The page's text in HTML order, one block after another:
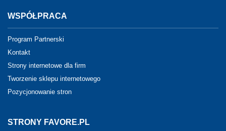
WSPÓŁPRACA
Program Partnerski
Kontakt
Strony internetowe dla firm
Tworzenie sklepu internetowego
Pozycjonowanie stron
STRONY FAVORE.PL